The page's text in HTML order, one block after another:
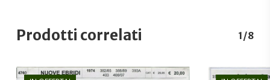
Prodotti correlati 1/8